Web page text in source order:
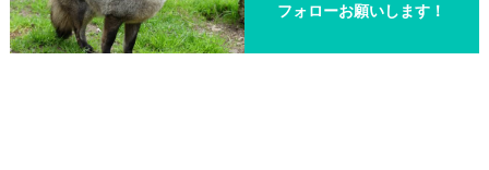
フォローお願いします！